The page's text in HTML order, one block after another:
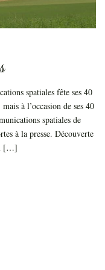
spatiales fête ses 40
à l’occasion de ses 40
spatiales de
à la presse. Découverte
[…]